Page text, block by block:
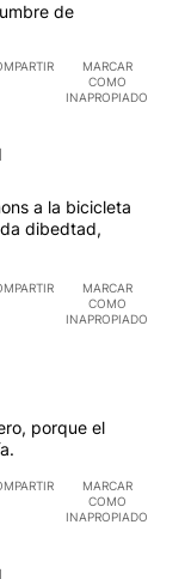
de
MARCAR
COMO
INAPROPIADO
Gigachad.
a la bicicleta
dibedtad,
MARCAR
COMO
INAPROPIADO
porque el
MARCAR
COMO
INAPROPIADO